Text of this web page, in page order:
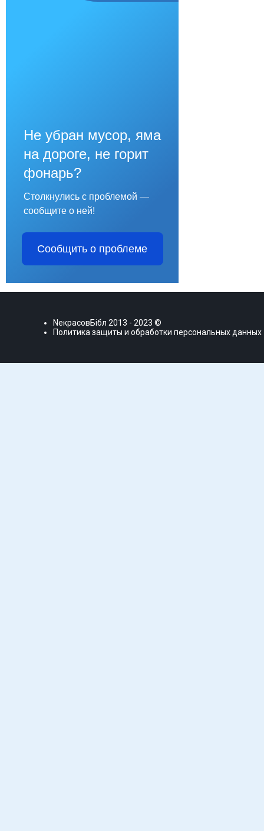
Не убран мусор, яма
на дороге, не горит
фонарь?
Столкнулись с проблемой —
сообщите о ней!
Сообщить о проблеме
NекрасовБiбл 2013 - 2023 ©
Политика защиты и обработки персональных данных